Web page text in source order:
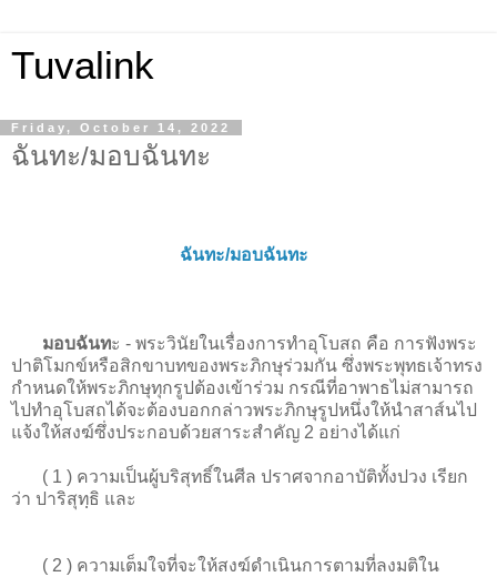
Tuvalink
Friday, October 14, 2022
ฉันทะ/มอบฉันทะ
ฉันทะ/มอบฉันทะ
มอบฉันทะ - พระวินัยในเรื่องการทำอุโบสถ คือ การฟังพระ
ปาติโมกข์หรือสิกขาบทของพระภิกษุร่วมกัน ซึ่งพระพุทธเจ้าทรง
กำหนดให้พระภิกษุทุกรูปต้องเข้าร่วม กรณีที่อาพาธไม่สามารถ
ไปทำอุโบสถได้จะต้องบอกกล่าวพระภิกษุรูปหนึ่งให้นำสาส์นไป
แจ้งให้สงฆ์ซึ่งประกอบด้วยสาระสำคัญ 2 อย่างได้แก่
( 1 ) ความเป็นผู้บริสุทธิ์ในศีล ปราศจากอาบัติทั้งปวง เรียก
ว่า ปาริสุทฺธิ และ
( 2 ) ความเต็มใจที่จะให้สงฆ์ดำเนินการตามที่ลงมติใน